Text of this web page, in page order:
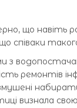
що навіть
співаки
з
ремонтів
визнала